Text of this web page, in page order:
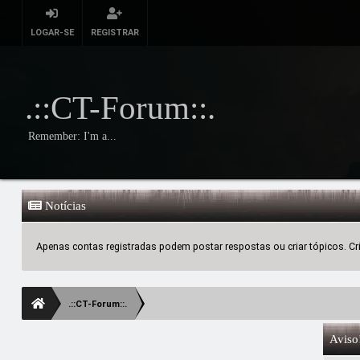
LOGAR-SE REGISTRAR
.::CT-Forum::.
Remember: I'm a...
Notícias
Apenas contas registradas podem postar respostas ou criar tópicos.
.::CT-Forum::.